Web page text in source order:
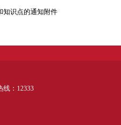
知识点的通知附件
线：12333